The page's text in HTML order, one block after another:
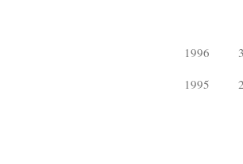
3. Platz
1996 3.
1995 2.
3. Platz
50m
4 x